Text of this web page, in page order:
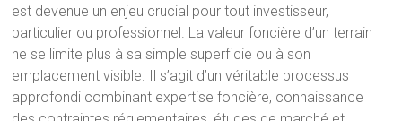
est devenue un enjeu crucial pour tout investisseur,
particulier ou professionnel. La valeur foncière d’un terrain
ne se limite plus à sa simple superficie ou à son
emplacement visible. Il s’agit d’un véritable processus
approfondi combinant expertise foncière, connaissance